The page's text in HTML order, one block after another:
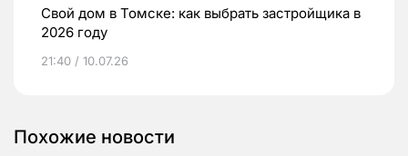
Свой дом в Томске: как выбрать застройщика в
2026 году
21:40 / 10.07.26
Похожие новости